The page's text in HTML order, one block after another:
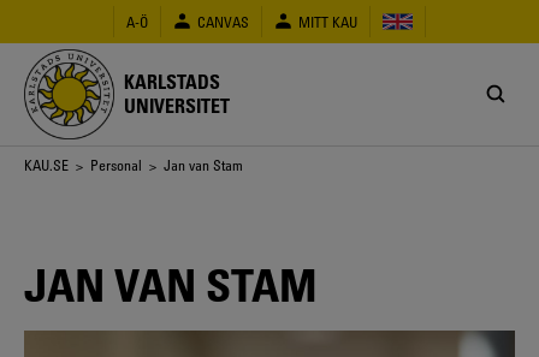
huvudinnehåll
A-Ö CANVAS MITT KAU
KARLSTADS
UNIVERSITET
Länkstig
KAU.SE > Personal > Jan van Stam
JAN VAN STAM